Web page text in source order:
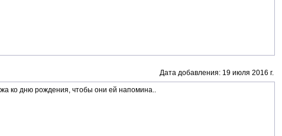
Дата добавления: 19 июля 2016 г.
ко дню рождения, чтобы они ей напомина..